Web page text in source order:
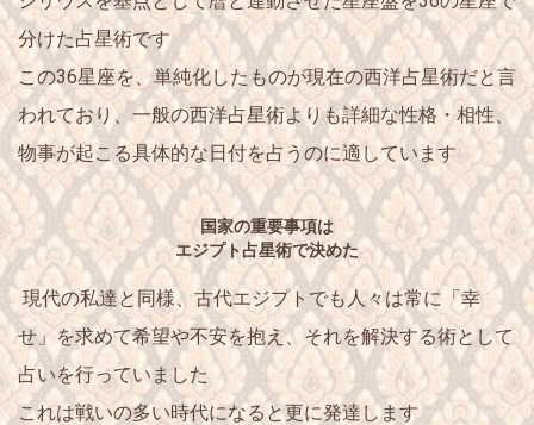
分けた占星術です
この36星座を、単純化したものが現在の西洋占星術だと言
われており、一般の西洋占星術よりも詳細な性格・相性、
物事が起こる具体的な日付を占うのに適しています
国家の重要事項は
エジプト占星術で決めた
現代の私達と同様、古代エジプトでも人々は常に 「幸
せ」を求めて希望や不安を抱え、それを解決する術として
占いを行っていました
これは戦いの多い時代になると更に発達します